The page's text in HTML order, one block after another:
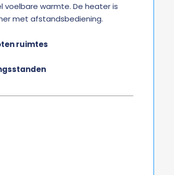
warmte. De heater is
met afstandsbediening.
ruimtes